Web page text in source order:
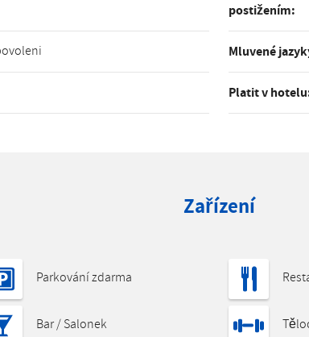
postižením:
Mluvené
Platit v
Zařízení
Parkování zdarma
Bar / Salonek